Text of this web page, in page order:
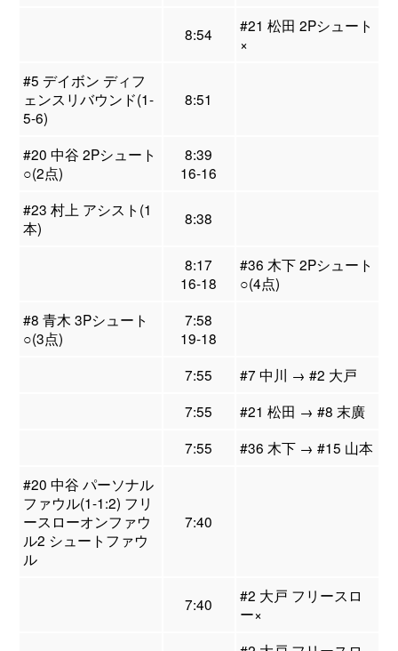
8:54
#21 松田 2Pシュート
×
#5 デイボン ディフ
ェンスリバウンド(1-
5-6)
8:51
#20 中谷 2Pシュート
○(2点)
8:39
16-16
#23 村上 アシスト(1
本)
8:38
8:17
16-18
#36 木下 2Pシュート
○(4点)
#8 青木 3Pシュート
○(3点)
7:58
19-18
7:55
#7 中川 → #2 大戸
7:55
#21 松田 → #8 末廣
7:55
#36 木下 → #15 山本
#20 中谷 パーソナル
ファウル(1-1:2) フリ
ースローオンファウ
ル2 シュートファウ
ル
7:40
7:40
#2 大戸 フリースロ
ー×